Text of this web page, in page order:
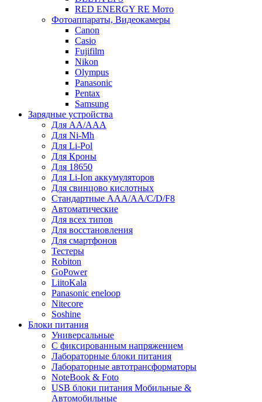
RED ENERGY RE Мото
Фотоаппараты, Видеокамеры
Canon
Casio
Fujifilm
Nikon
Olympus
Panasonic
Pentax
Samsung
Зарядные устройства
Для AA/AAA
Для Ni-Mh
Для Li-Pol
Для Кроны
Для 18650
Для Li-Ion аккумуляторов
Для свинцово кислотных
Стандартные ААА/АА/С/D/F8
Автоматические
Для всех типов
Для восстановления
Для смартфонов
Тестеры
Robiton
GoPower
LiitoKala
Panasonic eneloop
Nitecore
Soshine
Блоки питания
Универсальные
C фиксированным напряжением
Лабораторные блоки питания
Лабораторные автотрансформаторы
NoteBook & Foto
USB блоки питания Мобильные &
Автомобильные